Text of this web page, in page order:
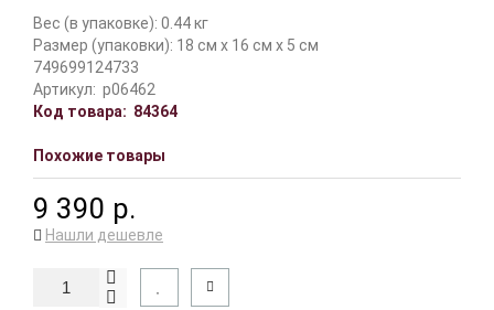
Вес (в упаковке): 0.44 кг
Размер (упаковки): 18 см x 16 см x 5 см
749699124733
Артикул: p06462
Код товара: 84364
Похожие товары
9 390 р.
Нашли дешевле